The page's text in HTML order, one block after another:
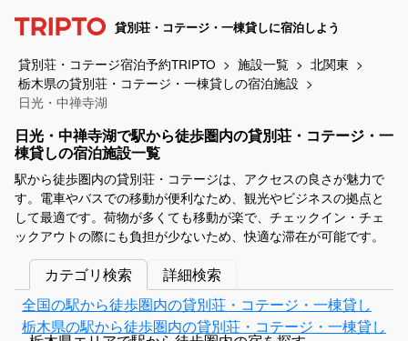
貸別荘・コテージ・一棟貸しに宿泊しよう
貸別荘・コテージ宿泊予約TRIPTO 施設一覧
北関東
栃木県の貸別荘・コテージ・一棟貸しの宿泊施設
日光・中禅寺湖
日光・中禅寺湖で駅から徒歩圏内の貸別荘・コテージ・一
棟貸しの宿泊施設一覧
駅から徒歩圏内の貸別荘・コテージは、アクセスの良さが魅力で
す。電車やバスでの移動が便利なため、観光やビジネスの拠点と
して最適です。荷物が多くても移動が楽で、チェックイン・チェ
ックアウトの際にも負担が少ないため、快適な滞在が可能です。
カテゴリ検索
詳細検索
全国の駅から徒歩圏内の貸別荘・コテージ・一棟貸し
栃木県の駅から徒歩圏内の貸別荘・コテージ・一棟貸し